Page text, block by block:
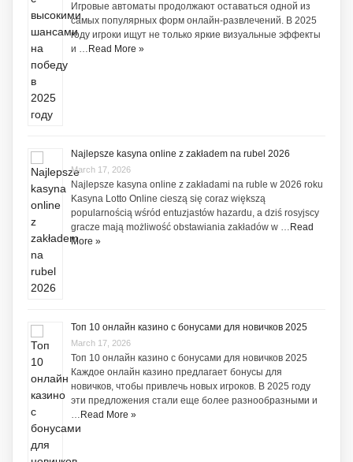
Игровые автоматы продолжают оставаться одной из
самых популярных форм онлайн-развлечений. В 2025
году игроки ищут не только яркие визуальные эффекты
и … Read More »
Najlepsze kasyna online z zakładem na rubel 2026
March 17, 2026
Najlepsze kasyna online z zakładami na ruble w 2026 roku
Kasyna Lotto Online cieszą się coraz większą
popularnością wśród entuzjastów hazardu, a dziś rosyjscy
gracze mają możliwość obstawiania zakładów w … Read
More »
Топ 10 онлайн казино с бонусами для новичков 2025
March 17, 2026
Топ 10 онлайн казино с бонусами для новичков 2025
Каждое онлайн казино предлагает бонусы для
новичков, чтобы привлечь новых игроков. В 2025 году
эти предложения стали еще более разнообразными и
… Read More »